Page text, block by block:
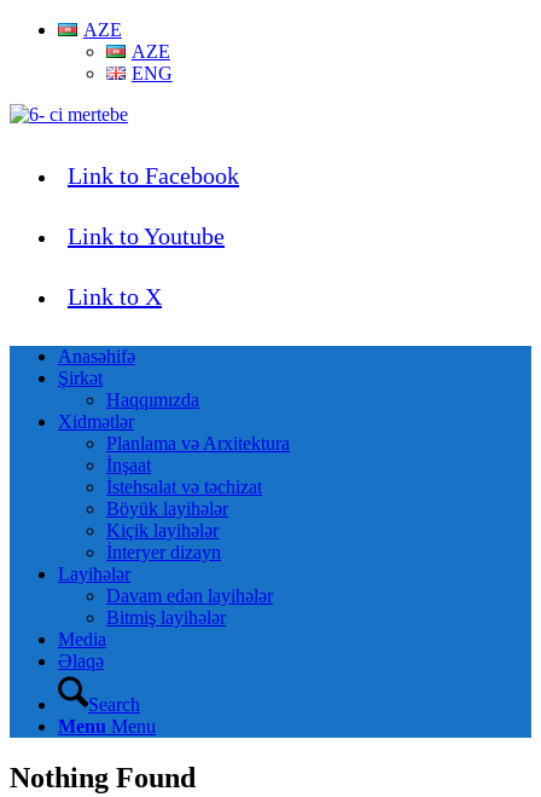
AZE
AZE
ENG
Link to Facebook
Link to Youtube
Link to X
Anasəhifə
Şirkət
Haqqımızda
Xidmətlər
Planlama və Arxitektura
İnşaat
İstehsalat və təchizat
Böyük layihələr
Kiçik layihələr
İnteryer dizayn
Layihələr
Davam edən layihələr
Bitmiş layihələr
Media
Əlaqə
Search
Menu Menu
Nothing Found